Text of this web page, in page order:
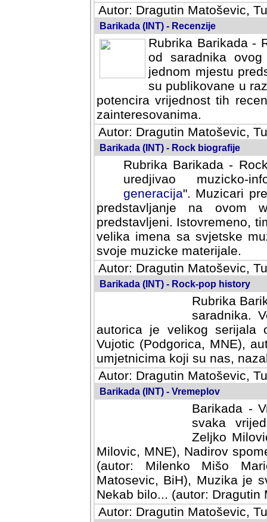
Autor: Dragutin Matoševic,
Barikada (INT) - Recenzije
Rubrika Barikada -
od saradnika
jednom mjestu
su publikovane u
potencira vrijednost tih
zainteresovanima.
Autor: Dragutin Matoševic,
Barikada (INT) - Rock biografije
Rubrika Barikada -
uredjivao muzicko-
Muzicari predstavljeni u
na ovom web portalu
Istovremeno, tim nacinom
sa svjetske muzicke scene
materijale.
Autor: Dragutin Matoševic,
Barikada (INT) - Rock-pop history
Rubrika
saradnika.
autorica je velikog serijala
Vujotic (Podgorica, MNE),
umjetnicima koji su nas,
Autor: Dragutin Matoševic,
Barikada (INT) - Vremeplov
Barikada -
svaka
Milovic,
MNE), Nadirov spomenar
Milenko Mišo Maric, UK),
Muzika je svirala (autor:
(autor: Dragutin Matosevic,
Autor: Dragutin Matoševic,